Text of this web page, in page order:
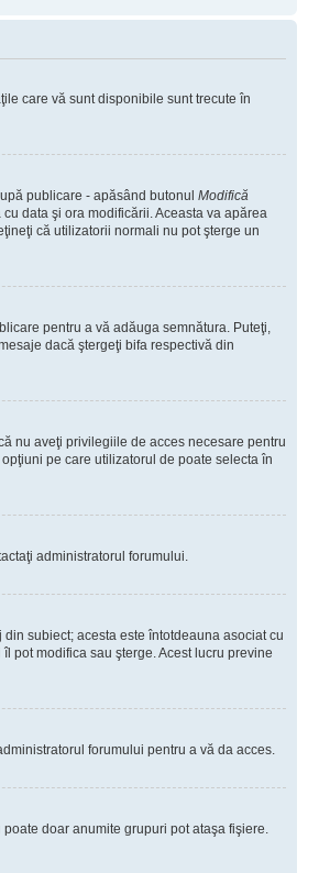
care vă sunt disponibile sunt trecute în
publicare - apăsând butonul Modifică
data şi ora modificării. Aceasta va apărea
că utilizatorii normali nu pot şterge un
pentru a vă adăuga semnătura. Puteţi,
dacă ştergeţi bifa respectivă din
nu aveţi privilegiile de acces necesare pentru
pe care utilizatorul de poate selecta în
administratorul forumului.
subiect; acesta este întotdeauna asociat cu
pot modifica sau şterge. Acest lucru previne
forumului pentru a vă da acces.
doar anumite grupuri pot ataşa fişiere.